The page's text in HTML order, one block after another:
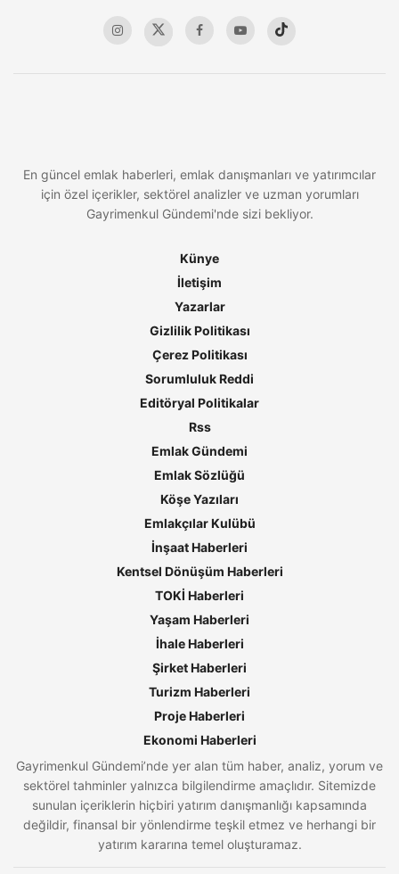
En güncel emlak haberleri, emlak danışmanları ve yatırımcılar
için özel içerikler, sektörel analizler ve uzman yorumları
Gayrimenkul Gündemi'nde sizi bekliyor.
Künye
İletişim
Yazarlar
Gizlilik Politikası
Çerez Politikası
Sorumluluk Reddi
Editöryal Politikalar
Rss
Emlak Gündemi
Emlak Sözlüğü
Köşe Yazıları
Emlakçılar Kulübü
İnşaat Haberleri
Kentsel Dönüşüm Haberleri
TOKİ Haberleri
Yaşam Haberleri
İhale Haberleri
Şirket Haberleri
Turizm Haberleri
Proje Haberleri
Ekonomi Haberleri
Gayrimenkul Gündemi’nde yer alan tüm haber, analiz, yorum ve
sektörel tahminler yalnızca bilgilendirme amaçlıdır. Sitemizde
sunulan içeriklerin hiçbiri yatırım danışmanlığı kapsamında
değildir, finansal bir yönlendirme teşkil etmez ve herhangi bir
yatırım kararına temel oluşturamaz.